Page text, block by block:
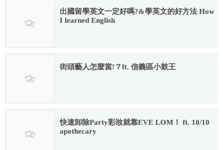
出國留學英文一定好嗎?&學英文的好方法 How
I learned English
街頭藝人怎麼當!？ft. 信義區小鼓王
快速卸除Party彩妝就靠EVE LOM！ ft. 10/10
apothecary